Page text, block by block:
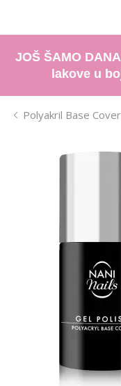
JOŠ ŠAMO
lakove u
Polyakril Base Cover